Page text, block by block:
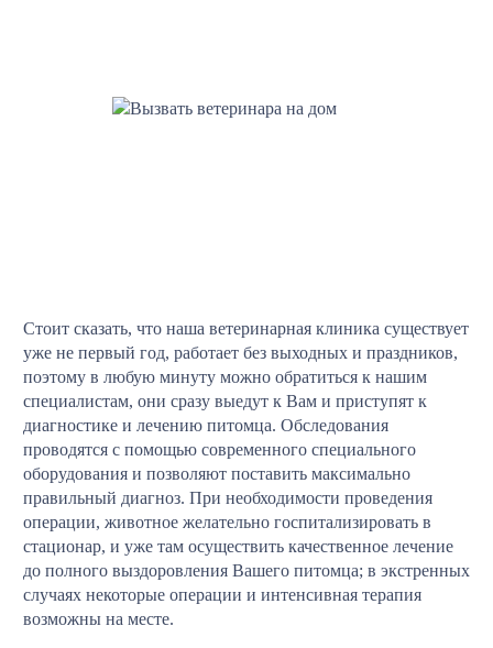
Стоит сказать, что наша ветеринарная клиника существует
уже не первый год, работает без выходных и праздников,
поэтому в любую минуту можно обратиться к нашим
специалистам, они сразу выедут к Вам и приступят к
диагностике и лечению питомца. Обследования
проводятся с помощью современного специального
оборудования и позволяют поставить максимально
правильный диагноз. При необходимости проведения
операции, животное желательно госпитализировать в
стационар, и уже там осуществить качественное лечение
до полного выздоровления Вашего питомца; в экстренных
случаях некоторые операции и интенсивная терапия
возможны на месте.